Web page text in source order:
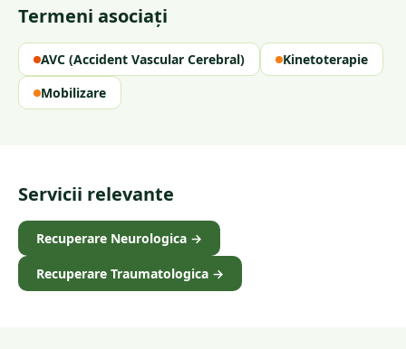
Termeni asociați
AVC (Accident Vascular Cerebral)
Kinetoterapie
Mobilizare
Servicii relevante
Recuperare Neurologica →
Recuperare Traumatologica →